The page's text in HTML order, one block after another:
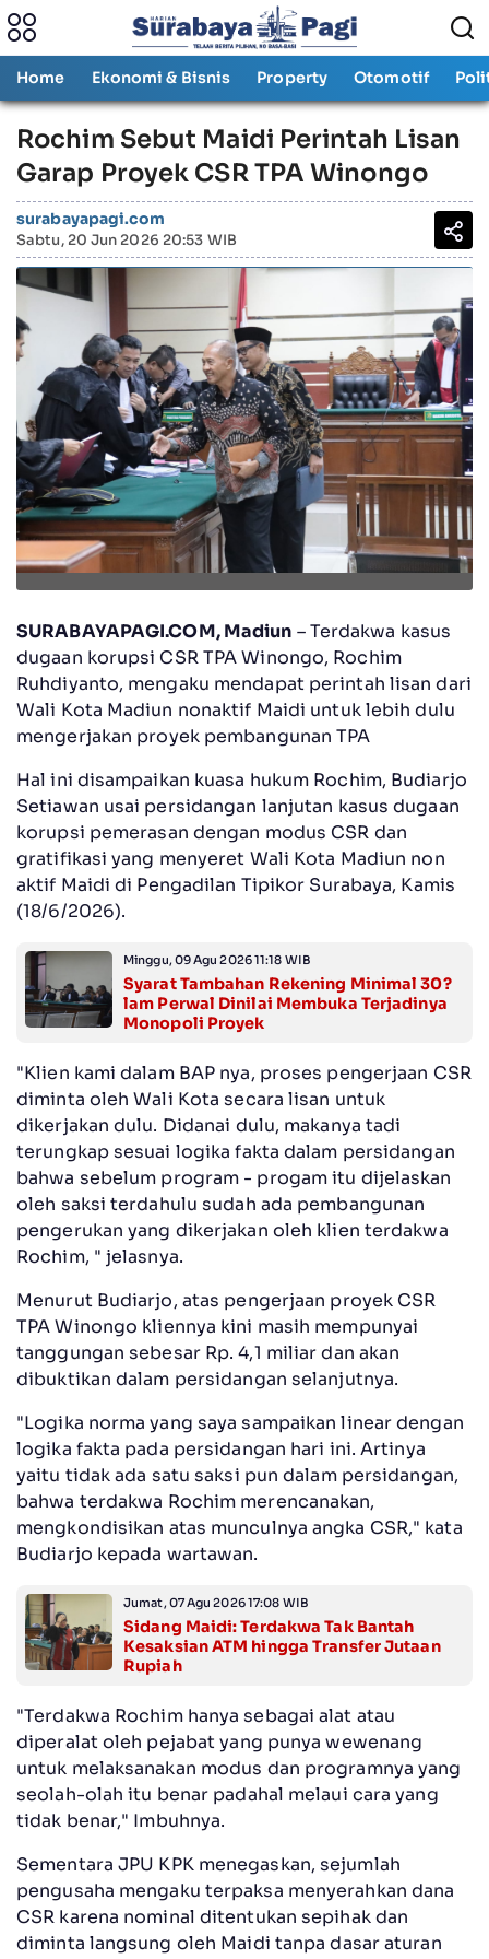
Home Ekonomi & Bisnis Property Otomotif
‎Rochim Sebut Maidi Perintah Lisan
Garap Proyek CSR TPA Winongo ‎
surabayapagi.com
Sabtu, 20 Jun 2026 20:53 WIB
SURABAYAPAGI.COM, Madiun – Terdakwa kasus
dugaan korupsi CSR TPA Winongo, Rochim
Ruhdiyanto, mengaku mendapat perintah lisan dari
Wali Kota Madiun nonaktif Maidi untuk lebih dulu
mengerjakan proyek pembangunan TPA
‎Hal ini disampaikan kuasa hukum Rochim, Budiarjo
Setiawan usai persidangan lanjutan kasus dugaan
korupsi pemerasan dengan modus CSR dan
gratifikasi yang menyeret Wali Kota Madiun non
aktif Maidi di Pengadilan Tipikor Surabaya, Kamis
(18/6/2026).
Minggu, 09 Agu 2026 11:18 WIB
Syarat Tambahan Rekening Minimal 30?
lam Perwal Dinilai Membuka Terjadinya
Monopoli Proyek
‎"Klien kami dalam BAP nya, proses pengerjaan CSR
diminta oleh Wali Kota secara lisan untuk
dikerjakan dulu. Didanai dulu, makanya tadi
terungkap sesuai logika fakta dalam persidangan
bahwa sebelum program - progam itu dijelaskan
oleh saksi terdahulu sudah ada pembangunan
pengerukan yang dikerjakan oleh klien terdakwa
Rochim, " jelasnya.
‎Menurut Budiarjo, atas pengerjaan proyek CSR
TPA Winongo kliennya kini masih mempunyai
tanggungan sebesar Rp. 4,1 miliar dan akan
dibuktikan dalam persidangan selanjutnya.
‎"Logika norma yang saya sampaikan linear dengan
logika fakta pada persidangan hari ini. Artinya
yaitu tidak ada satu saksi pun dalam persidangan,
bahwa terdakwa Rochim merencanakan,
mengkondisikan atas munculnya angka CSR," kata
Budiarjo kepada wartawan.
Jumat, 07 Agu 2026 17:08 WIB
Sidang Maidi: Terdakwa Tak Bantah
Kesaksian ATM hingga Transfer Jutaan
Rupiah
‎"Terdakwa Rochim hanya sebagai alat atau
diperalat oleh pejabat yang punya wewenang
untuk melaksanakan modus dan programnya yang
seolah-olah itu benar padahal melaui cara yang
tidak benar," Imbuhnya.
‎Sementara JPU KPK menegaskan, sejumlah
pengusaha mengaku terpaksa menyerahkan dana
CSR karena nominal ditentukan sepihak dan
diminta langsung oleh Maidi tanpa dasar aturan